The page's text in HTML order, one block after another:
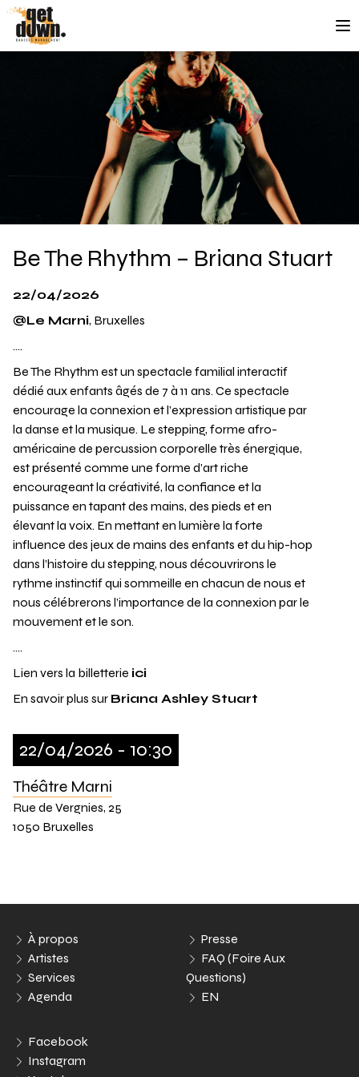
Aller au contenu
Be The Rhythm – Briana Stuart
22/04/2026
@Le Marni, Bruxelles
….
Be The Rhythm est un spectacle familial interactif
dédié aux enfants âgés de 7 à 11 ans. Ce spectacle
encourage la connexion et l’expression artistique par
la danse et la musique. Le stepping, forme afro-
américaine de percussion corporelle très énergique,
est présenté comme une forme d’art riche
encourageant la créativité, la confiance et la
puissance en tapant des mains, des pieds et en
élevant la voix. En mettant en lumière la forte
influence des jeux de mains des enfants et du hip-hop
dans l’histoire du stepping, nous découvrirons le
rythme instinctif qui sommeille en chacun de nous et
nous célébrerons l’importance de la connexion par le
mouvement et le son.
….
Lien vers la billetterie ici
En savoir plus sur Briana Ashley Stuart
22/04/2026 - 10:30
Théâtre Marni
Rue de Vergnies, 25
1050 Bruxelles
À propos
Artistes
Services
Agenda
Presse
FAQ (Foire Aux
Questions)
EN
Facebook
Instagram